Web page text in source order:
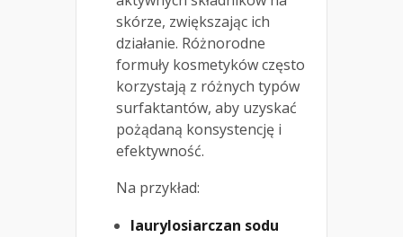
skórze, zwiększając ich
działanie. Różnorodne
formuły kosmetyków często
korzystają z różnych typów
surfaktantów, aby uzyskać
pożądaną konsystencję i
efektywność.
Na przykład:
laurylosiarczan sodu